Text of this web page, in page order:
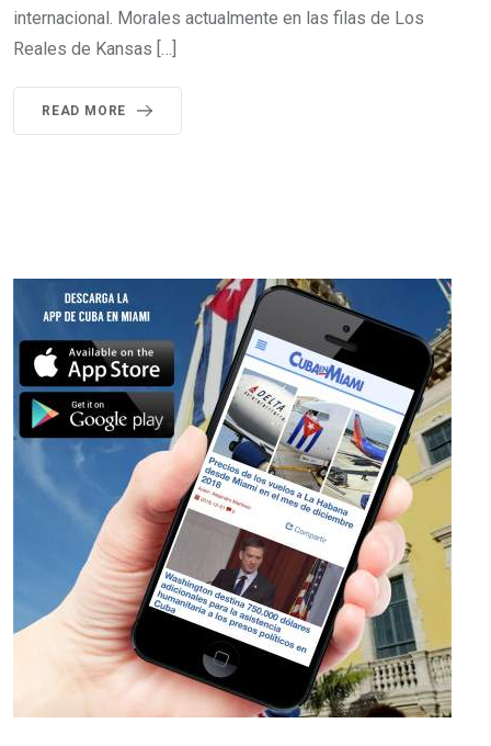
internacional. Morales actualmente en las filas de Los
Reales de Kansas […]
READ MORE